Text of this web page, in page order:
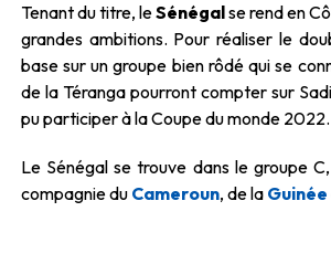
Tenant du titre, leSénégalse rend en
grandes ambitions. Pour réaliser le
base sur un groupe bien rôdé qui se
de la Téranga pourront compter sur
pu participer à la Coupe du monde 2022.
Le Sénégal se trouve dans le groupe
compagnie du Cameroun, de la Guinée